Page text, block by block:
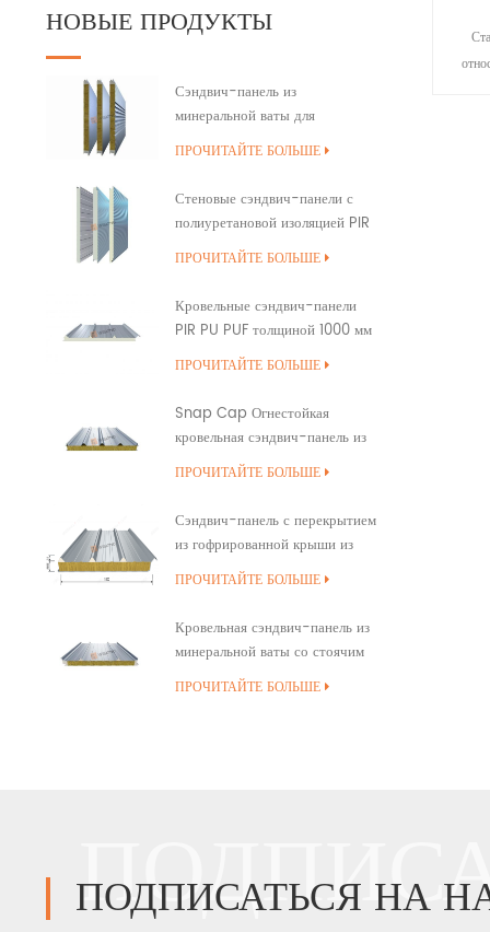
НОВЫЕ ПРОДУКТЫ
Сэндвич-панель из
минеральной ваты для
наружной стены здания с
кромок
ПРОЧИТАЙТЕ БОЛЬШЕ
Стеновые сэндвич-панели с
полиуретановой изоляцией PIR
PUR PU
ПРОЧИТАЙТЕ БОЛЬШЕ
Кровельные сэндвич-панели
PIR PU PUF толщиной 1000 мм
с перекрытием
ПРОЧИТАЙТЕ БОЛЬШЕ
Snap Cap Огнестойкая
кровельная сэндвич-панель из
минеральной ваты
ПРОЧИТАЙТЕ БОЛЬШЕ
Сэндвич-панель с перекрытием
из гофрированной крыши из
минеральной ваты
ПРОЧИТАЙТЕ БОЛЬШЕ
Кровельная сэндвич-панель из
минеральной ваты со стоячим
швом и полиуретановым
ПРОЧИТАЙТЕ БОЛЬШЕ
ПОДПИСАТЬСЯ НА